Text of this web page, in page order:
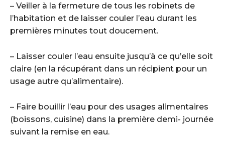
– Veiller à la fermeture de tous les robinets de
l’habitation et de laisser couler l’eau durant les
premières minutes tout doucement.
– Laisser couler l’eau ensuite jusqu’à ce qu’elle soit
claire (en la récupérant dans un récipient pour un
usage autre qu’alimentaire).
– Faire bouillir l’eau pour des usages alimentaires
(boissons, cuisine) dans la première demi- journée
suivant la remise en eau.